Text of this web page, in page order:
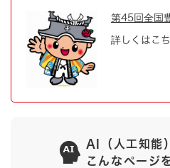
第45回全国
詳しくはこち
AI（人工知能
こんなページ